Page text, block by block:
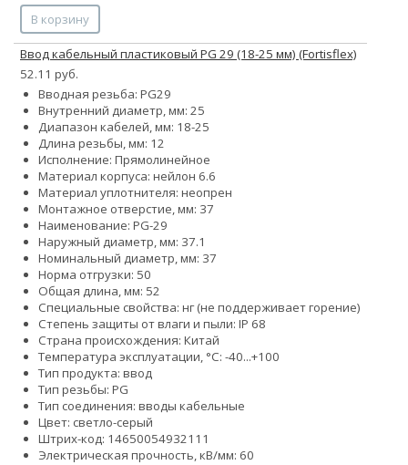
В корзину
Ввод кабельный пластиковый PG 29 (18-25 мм) (Fortisflex)
52.11 руб.
Вводная резьба: PG29
Внутренний диаметр, мм: 25
Диапазон кабелей, мм: 18-25
Длина резьбы, мм: 12
Исполнение: Прямолинейное
Материал корпуса: нейлон 6.6
Материал уплотнителя: неопрен
Монтажное отверстие, мм: 37
Наименование: PG-29
Наружный диаметр, мм: 37.1
Номинальный диаметр, мм: 37
Норма отгрузки: 50
Общая длина, мм: 52
Специальные свойства: нг (не поддерживает горение)
Степень защиты от влаги и пыли: IP 68
Страна происхождения: Китай
Температура эксплуатации, °С: -40...+100
Тип продукта: ввод
Тип резьбы: PG
Тип соединения: вводы кабельные
Цвет: светло-серый
Штрих-код: 14650054932111
Электрическая прочность, кВ/мм: 60